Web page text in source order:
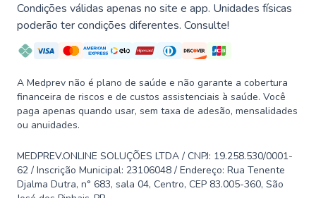
Condições válidas apenas no site e app. Unidades físicas
poderão ter condições diferentes. Consulte!
A Medprev não é plano de saúde e não garante a cobertura
financeira de riscos e de custos assistenciais à saúde. Você
paga apenas quando usar, sem taxa de adesão, mensalidades
ou anuidades.
MEDPREV.ONLINE SOLUÇÕES LTDA / CNPJ: 19.258.530/0001-
62 / Inscrição Municipal: 23106048 / Endereço: Rua Tenente
Djalma Dutra, n° 683, sala 04, Centro, CEP 83.005-360, São